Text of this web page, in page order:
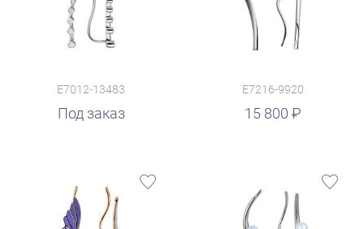
E7012-13483
Под заказ
E7216-9920
15 800
руб.